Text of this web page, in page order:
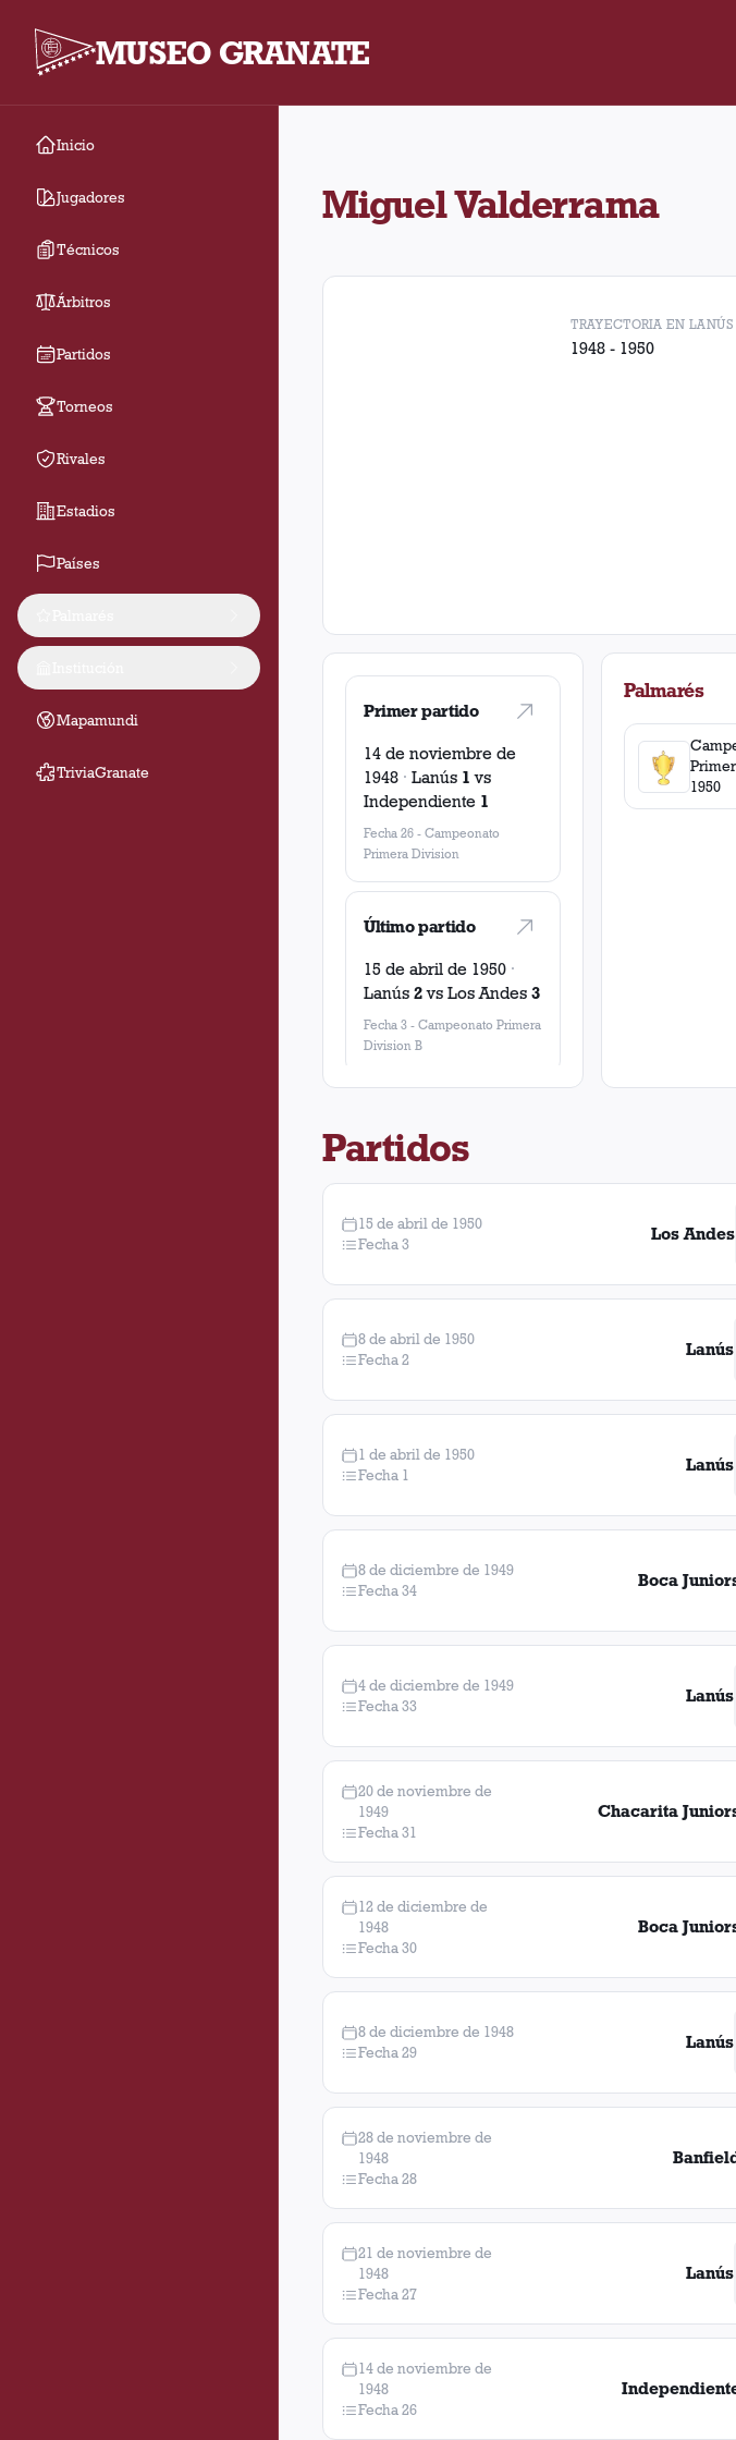
MUSEO GRANATE
Inicio
Jugadores
Técnicos
Árbitros
Partidos
Torneos
Rivales
Estadios
Países
Mapamundi
TriviaGranate
Miguel Valderrama
TRAYECTORIA EN LANÚS
1948 - 1950
Primer partido
14 de noviembre de
1948 · Lanús 1 vs
Independiente 1
Fecha 26 - Campeonato
Primera Division
Último partido
15 de abril de 1950 ·
Lanús 2vs Los Andes 3
Fecha 3 - Campeonato Primera
Division B
Palmarés
1950
Partidos
15 de abril de 1950
Fecha 3
Los Andes
8 de abril de 1950
Fecha 2
Lanús
1 de abril de 1950
Fecha 1
Lanús
8 de diciembre de 1949
Fecha 34
Boca
4 de diciembre de 1949
Fecha 33
Lanús
20 de noviembre de
1949
Fecha 31
Chacarita
12 de diciembre de
1948
Fecha 30
Boca
8 de diciembre de 1948
Fecha 29
Lanús
28 de noviembre de
1948
Fecha 28
21 de noviembre de
1948
Fecha 27
Lanús
14 de noviembre de
1948
Fecha 26